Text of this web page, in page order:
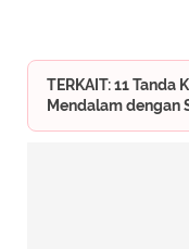
TERKAIT: 11
Mendalam dengan